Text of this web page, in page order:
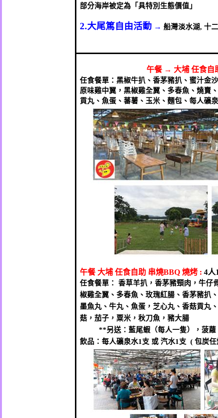
部分海岸被定為「具特別生態價值」
2.大尾篤自由活動 → 船灣淡水湖, 十
午餐 → 大埔 任食自
任食餐單：黑椒牛扒、香茅豬扒、蜜汁金
原味雞中翼，黑椒雞全翼、多春魚、燒賣
貢丸、魚蛋、蕃薯、玉米、麵包、每人礦
午餐 大埔 任食自助 串燒BBQ 燒烤: 4人
任食餐單： 香草羊扒，香茅豬頸肉，牛仔
椒雞全翼、多春魚、玫瑰紅腸、香茅豬扒
墨魚丸、牛丸、魚蛋，芝心丸、香菇貢丸
菇，茄子，粟米，秋刀魚，豬大腸
**另送：藍尾蝦（每人一隻），菠
飲品：每人礦泉水1 支 或 汽水1 支 ( 包炭任